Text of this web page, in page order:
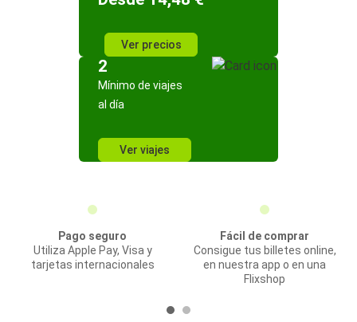
Ver precios
2
Mínimo de viajes
al día
Ver viajes
Pago seguro
Utiliza Apple Pay, Visa y
tarjetas internacionales
Fácil de comprar
Consigue tus billetes online,
en nuestra app o en una
Flixshop